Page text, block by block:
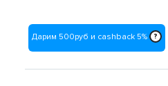
Дарим 500руб и cashback 5% ?